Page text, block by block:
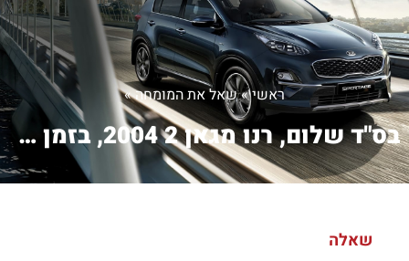
ראשי»שאל את המומחה»
בס"ד שלום, רנו מגאן 2 2004, בזמן אית...
שאלה